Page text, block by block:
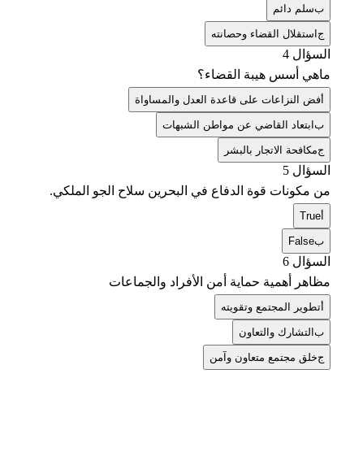
بسلم دائم
ج استقلال القضاء وحصانته
السؤال 4
ماهي أسس هيبة القضاء؟
أفض النزاعات على قاعدة العدل والمساواة
ب ابتعاد القاضي عن مواطن الشبهات
جمكافحة الاتجار بالبشر
السؤال 5
من مكونات قوة الدفاع في البحرين سلاح الجو الملكي.
أTrue
بFalse
السؤال 6
مظاهر أهمية حماية أمن الأفراد والجماعات
أتطوير المجتمع وتقويته
ب التشارك والتعاون
جخلق مجتمع متعاون وآمن